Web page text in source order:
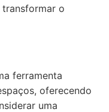
o
ferramenta
oferecendo
uma